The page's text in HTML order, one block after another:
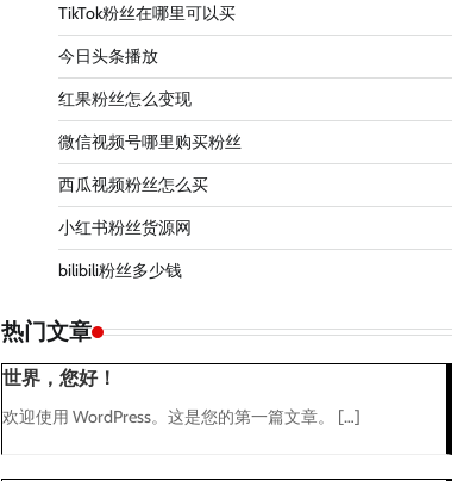
TikTok粉丝在哪里可以买
今日头条播放
红果粉丝怎么变现
微信视频号哪里购买粉丝
西瓜视频粉丝怎么买
小红书粉丝货源网
bilibili粉丝多少钱
热门文章
世界，您好！
欢迎使用 WordPress。这是您的第一篇文章。 […]